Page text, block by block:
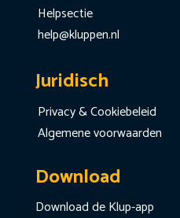
Helpsectie
help@kluppen.nl
Juridisch
Privacy & Cookiebeleid
Algemene voorwaarden
Download
Download de Klup-app